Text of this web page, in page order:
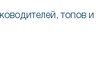
топов и